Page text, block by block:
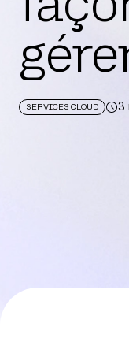
SERVICES CLOUD 3